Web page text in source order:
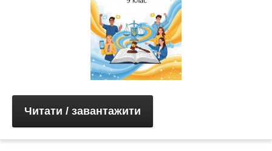
Читати / завантажити